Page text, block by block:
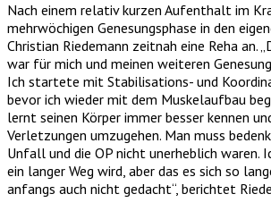
Nach einem relativ kurzen Aufenthalt im
mehrwöchigen Genesungsphase in den
Christian Riedemann zeitnah eine Reha an.
war für mich und meinen weiteren
Ich startete mit Stabilisations- und
bevor ich wieder mit dem Muskelaufbau
lernt seinen Körper immer besser kennen
Verletzungen umzugehen. Man muss
Unfall und die OP nicht unerheblich waren.
ein langer Weg wird, aber das es sich so
anfangs auch nicht gedacht“, berichtet